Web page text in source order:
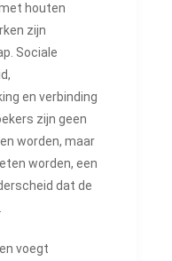
houten
zijn
Sociale
en verbinding
zijn geen
worden, maar
worden, een
dat de
voegt